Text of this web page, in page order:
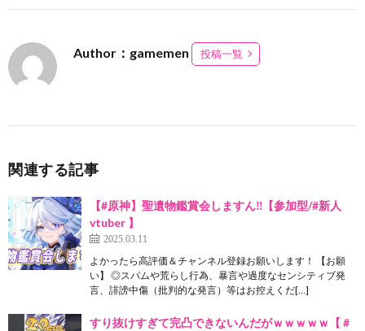
Author：gamemen 投稿一覧
関連する記事
【#原神】聖遺物鑑賞会しますん‼️【参加型/#新人
vtuber 】
2025.03.11
よかったら高評価＆チャンネル登録お願いします！ 【お願
い】 ◎スパムや荒らし行為、暴言や過度なセンシティブ発
言、誹謗中傷（批判的な発言）等はお控えくだ[…]
すり抜けすぎて完凸できないんだがｗｗｗｗｗ【 #